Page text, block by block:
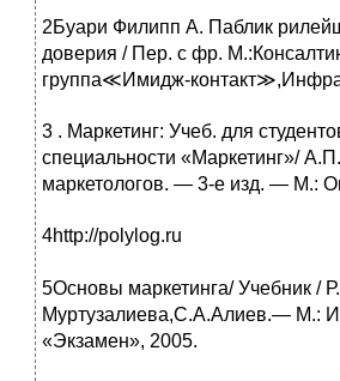
2Буари Филипп А. Паблик
доверия / Пер. с фр.
группа≪Имидж-
3 . Маркетинг: Учеб. для
специальности «Маркетинг»/
маркетологов. — 3-е изд. — М.:
4http://polylog.ru
5Основы маркетинга/ Учебник /
Муртузалиева,С.А.Алиев.— М.:
«Экзамен», 2005.